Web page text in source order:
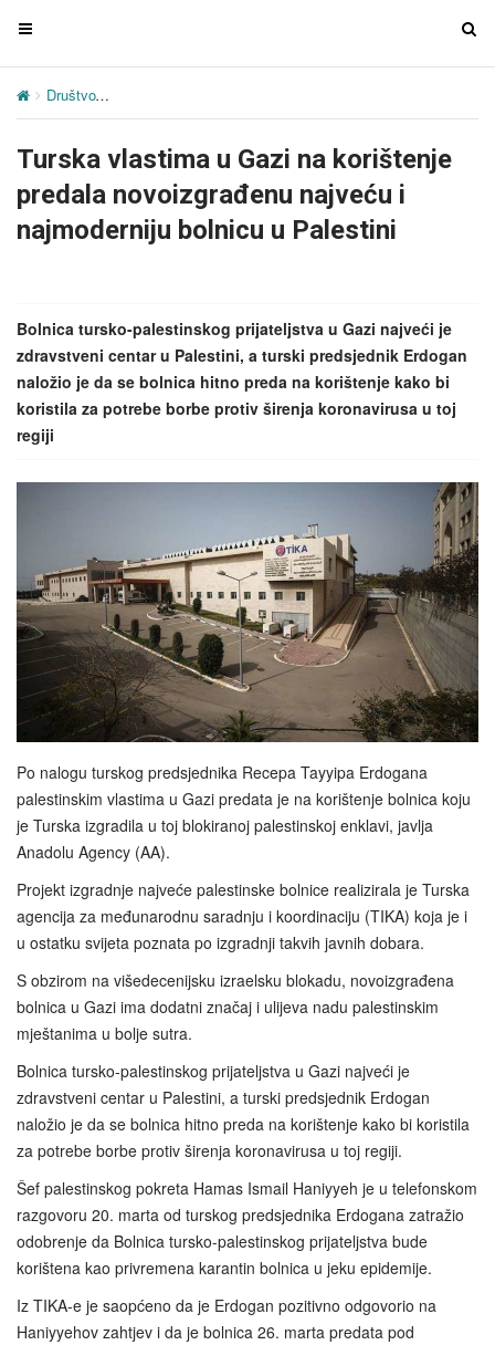
T
g
e
n
a
v
a
o
T
Društvo
Turska vlastima u Gazi na korištenje
predala novoizgrađenu najveću i
najmoderniju bolnicu u Palestini
Bolnica tursko-palestinskog prijateljstva u Gazi najveći je
zdravstveni centar u Palestini, a turski predsjednik Erdogan
naložio je da se bolnica hitno preda na korištenje kako bi
koristila za potrebe borbe protiv širenja koronavirusa u toj
regiji
Po nalogu turskog predsjednika Recepa Tayyipa Erdogana
palestinskim vlastima u Gazi predata je na korištenje bolnica koju
je Turska izgradila u toj blokiranoj palestinskoj enklavi, javlja
Anadolu Agency (AA).
Projekt izgradnje najveće palestinske bolnice realizirala je Turska
agencija za međunarodnu saradnju i koordinaciju (TIKA) koja je i
u ostatku svijeta poznata po izgradnji takvih javnih dobara.
S obzirom na višedecenijsku izraelsku blokadu, novoizgrađena
bolnica u Gazi ima dodatni značaj i ulijeva nadu palestinskim
mještanima u bolje sutra.
Bolnica tursko-palestinskog prijateljstva u Gazi najveći je
zdravstveni centar u Palestini, a turski predsjednik Erdogan
naložio je da se bolnica hitno preda na korištenje kako bi koristila
za potrebe borbe protiv širenja koronavirusa u toj regiji.
Šef palestinskog pokreta Hamas Ismail Haniyyeh je u telefonskom
razgovoru 20. marta od turskog predsjednika Erdogana zatražio
odobrenje da Bolnica tursko-palestinskog prijateljstva bude
korištena kao privremena karantin bolnica u jeku epidemije.
Iz TIKA-e je saopćeno da je Erdogan pozitivno odgovorio na
Haniyyehov zahtjev i da je bolnica 26. marta predata pod